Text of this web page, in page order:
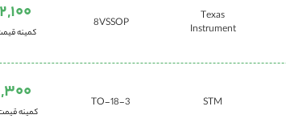
Texas
Instrument
8VSSOP
کمینه
STM
TO-18-3
کمینه